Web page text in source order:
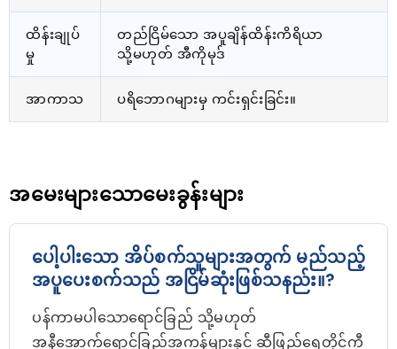
ထိန်းချုပ်
မှု
တည်ငြိမ်သော အပူချိန်ထိန်းကိရိယာ
သို့မဟုတ် အီကိုမုဒ်
အာကာသ ပရိဘောဂများမှ ကင်းရှင်းခြင်း။
အမေးများသောမေးခွန်းများ
ပေါ့ပါးသော အိပ်စက်သူများအတွက် မည်သည့်
အပူပေးစက်သည် အငြိမ်ဆုံးဖြစ်သနည်း။?
ပန်ကာမပါသောရောင်ခြည် သို့မဟုတ်
အနီအောက်ရောင်ခြည်အကန့်များနှင့် ဆီဖြည့်ရေတိုင်ကီ